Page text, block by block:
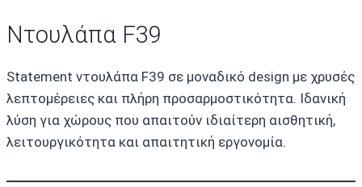
Ντουλάπα F39
Statement ντουλάπα F39 σε μοναδικό design με χρυσές
λεπτομέρειες και πλήρη προσαρμοστικότητα. Ιδανική
λύση για χώρους που απαιτούν ιδιαίτερη αισθητική,
λειτουργικότητα και απαιτητική εργονομία.